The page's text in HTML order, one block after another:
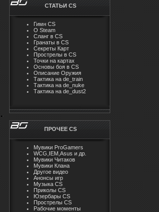
СТАТЬИ CS
Гимн CS
О Steam
Cлaнг в CS
Гранаты в CS
Секреты Карт
Прострелы в CS
Точки на картах
Основы боя в CS
Описание Оружия
Тактика на de_train
Тактика на de_nuke
Тактика на de_dust2
ПРОЧЕЕ CS
Мувики ProGamers
WCG,IEM,Asus и др.
Мувики Читаков
Мувики Клана
Другое видео
Анонсы игр
Музыка CS
Приколы CS
Юзербары CS
Прострелы CS
Рабочие моменты